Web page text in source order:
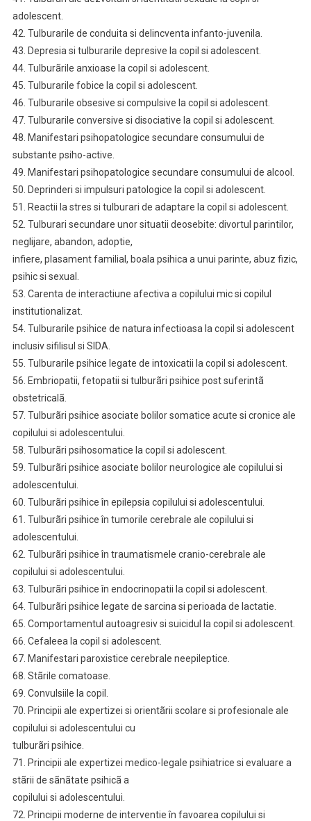
adolescent.
42. Tulburarile de conduita si delincventa infanto-juvenila.
43. Depresia si tulburarile depresive la copil si adolescent.
44. Tulburãrile anxioase la copil si adolescent.
45. Tulburarile fobice la copil si adolescent.
46. Tulburarile obsesive si compulsive la copil si adolescent.
47. Tulburarile conversive si disociative la copil si adolescent.
48. Manifestari psihopatologice secundare consumului de
substante psiho-active.
49. Manifestari psihopatologice secundare consumului de alcool.
50. Deprinderi si impulsuri patologice la copil si adolescent.
51. Reactii la stres si tulburari de adaptare la copil si adolescent.
52. Tulburari secundare unor situatii deosebite: divortul parintilor,
neglijare, abandon, adoptie,
infiere, plasament familial, boala psihica a unui parinte, abuz fizic,
psihic si sexual.
53. Carenta de interactiune afectiva a copilului mic si copilul
institutionalizat.
54. Tulburarile psihice de natura infectioasa la copil si adolescent
inclusiv sifilisul si SIDA.
55. Tulburarile psihice legate de intoxicatii la copil si adolescent.
56. Embriopatii, fetopatii si tulburãri psihice post suferintã
obstetricalã.
57. Tulburãri psihice asociate bolilor somatice acute si cronice ale
copilului si adolescentului.
58. Tulburãri psihosomatice la copil si adolescent.
59. Tulburãri psihice asociate bolilor neurologice ale copilului si
adolescentului.
60. Tulburãri psihice în epilepsia copilului si adolescentului.
61. Tulburãri psihice în tumorile cerebrale ale copilului si
adolescentului.
62. Tulburãri psihice în traumatismele cranio-cerebrale ale
copilului si adolescentului.
63. Tulburãri psihice în endocrinopatii la copil si adolescent.
64. Tulburãri psihice legate de sarcina si perioada de lactatie.
65. Comportamentul autoagresiv si suicidul la copil si adolescent.
66. Cefaleea la copil si adolescent.
67. Manifestari paroxistice cerebrale neepileptice.
68. Stãrile comatoase.
69. Convulsiile la copil.
70. Principii ale expertizei si orientãrii scolare si profesionale ale
copilului si adolescentului cu
tulburãri psihice.
71. Principii ale expertizei medico-legale psihiatrice si evaluare a
stãrii de sãnãtate psihicã a
copilului si adolescentului.
72. Principii moderne de interventie în favoarea copilului si